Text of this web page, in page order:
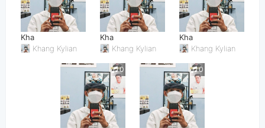
Bài hát yêu thích
Bài hát đã đăng
Thông tin chung
Kha
Khang Kylian
Kha
Khang Kylian
Kha
Khang Kylian
0 0